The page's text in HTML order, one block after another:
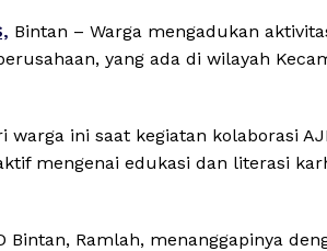
Bintan – Warga mengadukan
yang ada di wilayah
warga ini saat kegiatan kolaborasi
mengenai edukasi dan literasi
Bintan, Ramlah, menanggapinya